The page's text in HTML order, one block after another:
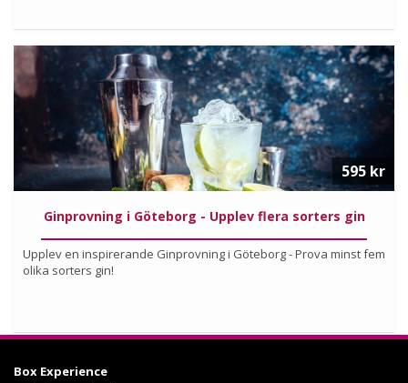
Köp
Läs mer om upplevelsen
Ginprovning i Göteborg - Upplev flera sorters gin
Upplev en inspirerande Ginprovning i Göteborg - Prova minst fem
olika sorters gin!
595 kr
Box Experience